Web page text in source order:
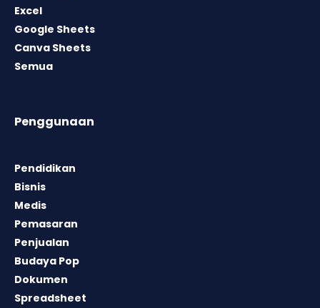
Excel
Google Sheets
Canva Sheets
Semua
Penggunaan
Pendidikan
Bisnis
Medis
Pemasaran
Penjualan
Budaya Pop
Dokumen
Spreadsheet